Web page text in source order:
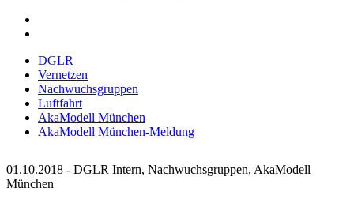
DGLR
Vernetzen
Nachwuchsgruppen
Luftfahrt
AkaModell München
AkaModell München-Meldung
01.10.2018 - DGLR Intern, Nachwuchsgruppen, AkaModell
München